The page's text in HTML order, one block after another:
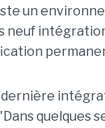
un
neuf
quelques